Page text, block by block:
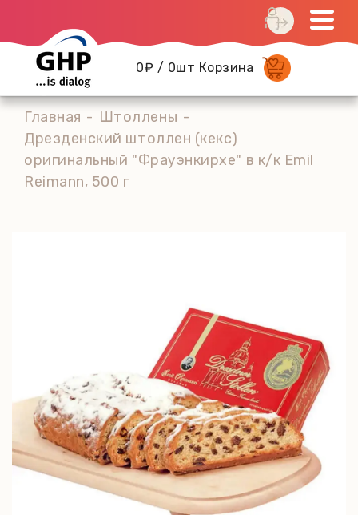
0₽ / 0шт Корзина
Главная
Штоллены
Дрезденский штоллен (кекс)
оригинальный "Фрауэнкирхе" в к/к Emil
Reimann, 500 г